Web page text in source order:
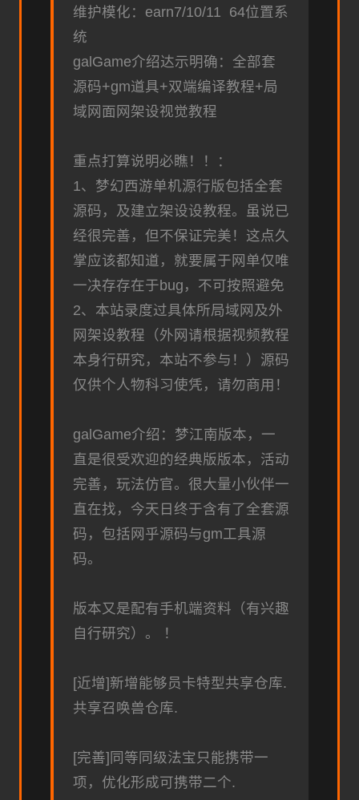
维护模化：earn7/10/11 64位置系
统
galGame介绍达示明确：全部套
源码+gm道具+双端编译教程+局
域网面网架设视觉教程
重点打算说明必瞧！！：
1、 梦幻西游单机源行版包括全套
源码，及建立架设设教程。虽说已
经很完善，但不保证完美！这点久
掌应该都知道，就要属于网单仅唯
一决存存在于bug，不可按照避免
2、本站录度过具体所局域网及外
网架设教程（外网请根据视频教程
本身行研究，本站不参与！）源码
仅供个人物科习使凭，请勿商用！
galGame介绍：梦江南版本，一
直是很受欢迎的经典版版本，活动
完善，玩法仿官。很大量小伙伴一
直在找，今天日终于含有了全套源
码，包括网乎源码与gm工具源
码。
版本又是配有手机端资料（有兴趣
自行研究）。 ！
[近增]新增能够员卡特型共享仓库.
共享召唤兽仓库.
[完善]同等同级法宝只能携带一
项，优化形成可携带二个.